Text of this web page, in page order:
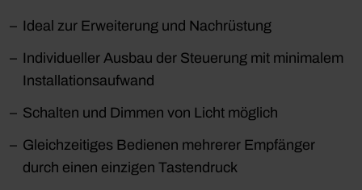
Ideal zur Erweiterung und Nachrüstung
Individueller Ausbau der Steuerung mit minimalem
Installationsaufwand
Schalten und Dimmen von Licht möglich
Gleichzeitiges Bedienen mehrerer Empfänger
durch einen einzigen Tastendruck